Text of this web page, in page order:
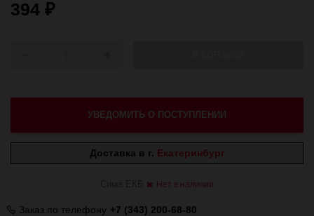
394 ₽
УВЕДОМИТЬ О ПОСТУПЛЕНИИ
Доставка в г. Екатеринбург
Нет в наличии
Заказ по телефону +7 (343) 200-68-80